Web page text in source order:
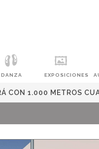
DANZA EXPOSICIONES
CON 1.000 METROS